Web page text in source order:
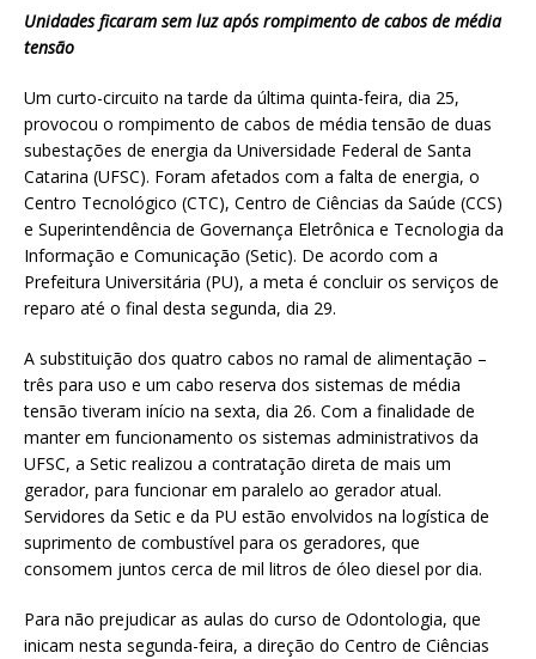
Unidades ficaram sem luz após rompimento de cabos de média
tensão
Um curto-circuito na tarde da última quinta-feira, dia 25,
provocou o rompimento de cabos de média tensão de duas
subestações de energia da Universidade Federal de Santa
Catarina (UFSC). Foram afetados com a falta de energia, o
Centro Tecnológico (CTC), Centro de Ciências da Saúde (CCS)
e Superintendência de Governança Eletrônica e Tecnologia da
Informação e Comunicação (Setic). De acordo com a
Prefeitura Universitária (PU), a meta é concluir os serviços de
reparo até o final desta segunda, dia 29.
A substituição dos quatro cabos no ramal de alimentação –
três para uso e um cabo reserva dos sistemas de média
tensão tiveram início na sexta, dia 26. Com a finalidade de
manter em funcionamento os sistemas administrativos da
UFSC, a Setic realizou a contratação direta de mais um
gerador, para funcionar em paralelo ao gerador atual.
Servidores da Setic e da PU estão envolvidos na logística de
suprimento de combustível para os geradores, que
consomem juntos cerca de mil litros de óleo diesel por dia.
Para não prejudicar as aulas do curso de Odontologia, que
inicam nesta segunda-feira, a direção do Centro de Ciências